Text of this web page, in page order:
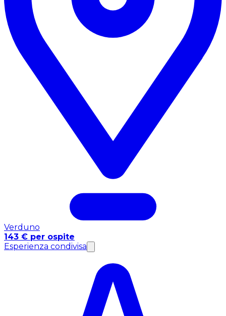
Verduno
143 € per ospite
Esperienza condivisa